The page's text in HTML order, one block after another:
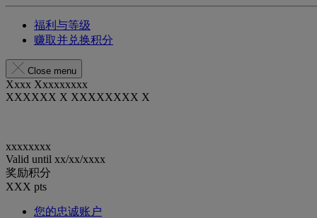
福利与等级
赚取并兑换积分
Close menu
Xxxx Xxxxxxxxx
XXXXXX X XXXXXXXX X
xxxxxxxx
Valid until xx/xx/xxxx
奖励积分
XXX pts
您的忠诚账户